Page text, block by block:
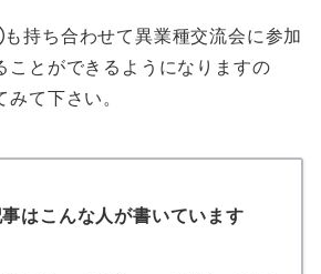
ち合わせて異業種交流会に参加
ことができるようになりますの
て下さい。
はこんな人が書いています